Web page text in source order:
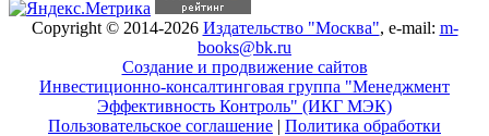
Copyright © 2014-2026 Издательство "Москва", e-mail: m-
books@bk.ru
Создание и продвижение сайтов
Инвестиционно-консалтинговая группа "Менеджмент
Эффективность Контроль" (ИКГ МЭК)
Пользовательское соглашение | Политика обработки